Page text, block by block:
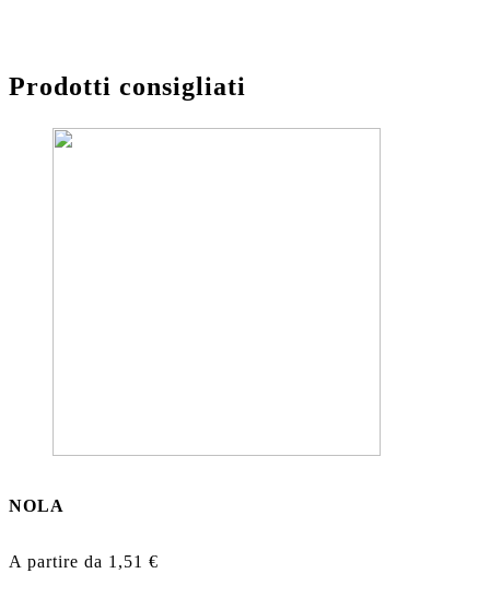
Prodotti consigliati
NOLA
A partire da 1,51 €